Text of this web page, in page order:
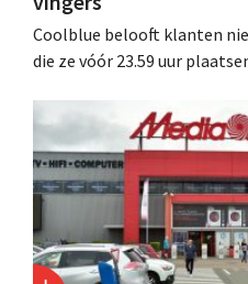
Coolblue belooft klanten
die ze vóór 23.59 uur
nadat de Nederlandse
oordeelde dat de belofte